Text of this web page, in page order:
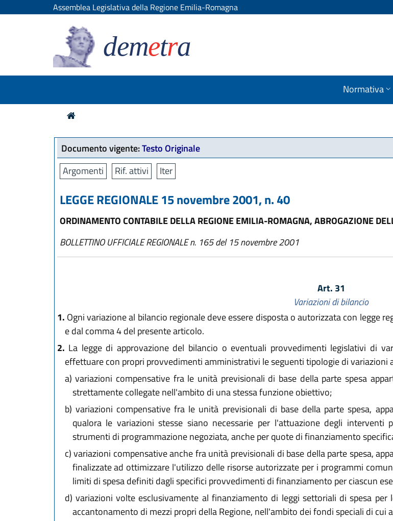
Assemblea Legislativa della Regione Emilia-Romagna
demetra
Normativa
Documento vigente:Testo Originale
Argomenti
Rif. attivi Iter
LEGGE REGIONALE 15 novembre 2001, n. 40
ORDINAMENTO CONTABILE DELLA REGIONE EMILIA-ROMAGNA, ABROGAZIONE
BOLLETTINO UFFICIALE REGIONALE n. 165 del 15 novembre 2001
Art. 31
Variazioni di bilancio
1. Ogni variazione al bilancio regionale deve essere disposta o autorizzata con legge
e dal comma 4 del presente articolo.
2. La legge di approvazione del bilancio o eventuali provvedimenti legislativi di
effettuare con propri provvedimenti amministrativi le seguenti tipologie di variazioni
a) variazioni compensative fra le unità previsionali di base della parte spesa
strettamente collegate nell'ambito di una stessa funzione obiettivo;
b) variazioni compensative fra le unità previsionali di base della parte spesa,
qualora le variazioni stesse siano necessarie per l'attuazione degli
strumenti di programmazione negoziata, anche per quote di finanziamento
c)variazioni compensative anche fra unità previsionali di base della parte spesa,
finalizzate ad ottimizzare l'utilizzo delle risorse autorizzate per i programmi
limiti di spesa definiti dagli specifici provvedimenti di finanziamento per ciascun
d) variazioni volte esclusivamente al finanziamento di leggi settoriali di spesa
accantonamento di mezzi propri della Regione, nell'ambito dei fondi speciali di cui